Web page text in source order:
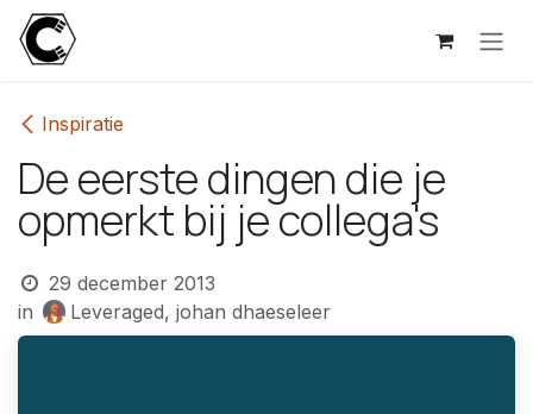
Overslaan naar inhoud
Inspiratie
De eerste dingen die je
opmerkt bij je collega's
29 december 2013
in
Leveraged, johan dhaeseleer